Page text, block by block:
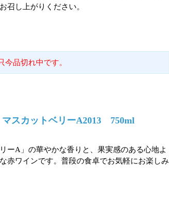
召し上がりください。
今品切れ中です。
スカットベリーA2013 750ml
ーA」の華やかな香りと、果実感のある心地よ
赤ワインです。普段の食卓でお気軽にお楽しみ